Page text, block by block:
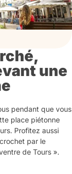
une
pendant que vous
place piétonne
Profitez aussi
par le
de Tours ».